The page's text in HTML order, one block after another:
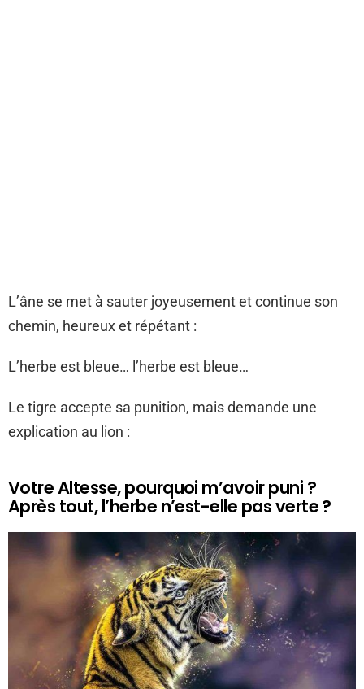
L’âne se met à sauter joyeusement et continue son
chemin, heureux et répétant :
L’herbe est bleue… l’herbe est bleue…
Le tigre accepte sa punition, mais demande une
explication au lion :
Votre Altesse, pourquoi m’avoir puni ?
Après tout, l’herbe n’est-elle pas verte ?